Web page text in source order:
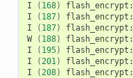
I
( 168) flash_encrypt:
I
( 187) flash_encrypt:
I
( 187) flash_encrypt:
W
( 188) flash_encrypt:
I
( 195) flash_encrypt:
I
(201) flash_encrypt:
I
(208) flash_encrypt: